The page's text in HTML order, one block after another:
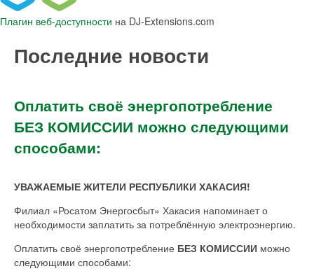
Плагин веб-доступности на DJ-Extensions.com
Последние новости
Оплатить своё энергопотребление
БЕЗ КОМИССИИ можно следующими
способами:
УВАЖАЕМЫЕ ЖИТЕЛИ РЕСПУБЛИКИ ХАКАСИЯ!
Филиал «Росатом Энергосбыт» Хакасия напоминает о
необходимости заплатить за потреблённую электроэнергию.
Оплатить своё энергопотребление БЕЗ КОМИССИИ можно
следующими способами: